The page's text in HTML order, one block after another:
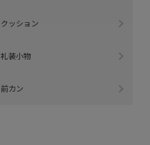
クッション
礼装小物
前カン